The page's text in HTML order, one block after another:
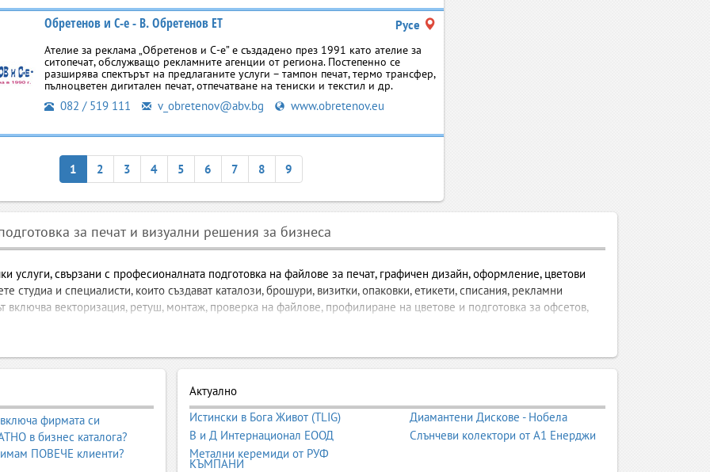
Обретенов и С-е - В. Обретенов ЕТ Русе
Ателие за реклама „Обретенов и С-е” е създадено през 1991 като ателие за
ситопечат, обслужващо рекламните агенции от региона. Постепенно се
разширява спектърът на предлаганите услуги – тампон печат, термо трансфер,
пълноцветен дигитален печат, отпечатване на тениски и текстил и др.
082 / 519 111 v_obretenov@abv.bg www.obretenov.eu
1 2 3 4 5 6 7 8 9
за печат и визуални решения за бизнеса
услуги, свързани с професионалната подготовка на файлове за печат, графичен дизайн, оформление, цветови
студиа и специалисти, които създават каталози, брошури, визитки, опаковки, етикети, списания, рекламни
включва векторизация, ретуш, монтаж, проверка на файлове, профилиране на цветове и подготовка за офсетов,
подготовка за печат, визуална идентичност и графични
в печатната и рекламната индустрия. Тя обединява всички процеси, свързани с визуалното оформление,
цветови корекции, векторизация, ретуш, монтаж и техническа проверка на материалите. Това е ключов етап,
дали става дума за визитка, каталог, списание, етикет, опаковка, меню, плакат или цялостна рекламна
фирмата си
в бизнес каталога?
ПОВЕЧЕ клиенти?
Актуално
Истински в Бога Живот (TLIG)
Диамантени Дискове - Нобела
В и Д Интернационал ЕООД
Слънчеви колектори от А1 Енерджи
Метални керемиди от РУФ
КЪМПАНИ